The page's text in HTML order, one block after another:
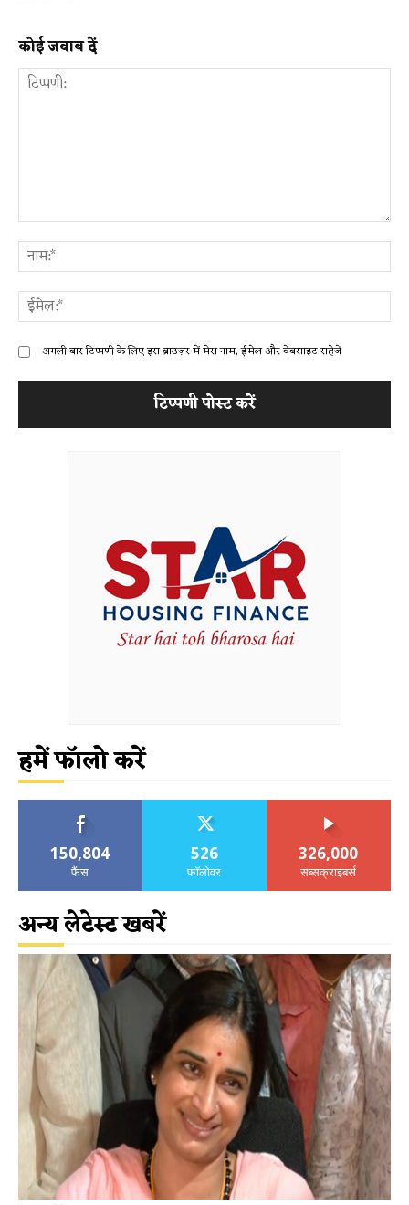
कोई जवाब दें
अगली बार टिप्पणी के लिए इस ब्राउज़र में मेरा नाम, ईमेल और वेबसाइट सहेजें
हमें फॉलो करें
150,804
फैंस
526
फॉलोवर
326,000
सब्सक्राइबर्स
अन्य लेटेस्ट खबरें